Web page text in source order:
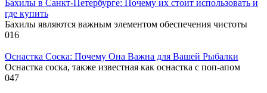
Бахилы в Санкт-Петербурге: Почему их стоит использовать и
где купить
Бахилы являются важным элементом обеспечения чистоты
016
Оснастка Соска: Почему Она Важна для Вашей Рыбалки
Оснастка соска, также известная как оснастка с поп-апом
047